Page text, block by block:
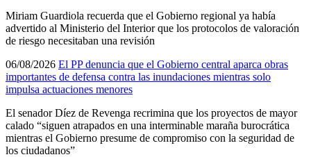
Miriam Guardiola recuerda que el Gobierno regional ya había
advertido al Ministerio del Interior que los protocolos de valoración
de riesgo necesitaban una revisión
06/08/2026 El PP denuncia que el Gobierno central aparca obras
importantes de defensa contra las inundaciones mientras solo
impulsa actuaciones menores
El senador Díez de Revenga recrimina que los proyectos de mayor
calado “siguen atrapados en una interminable maraña burocrática
mientras el Gobierno presume de compromiso con la seguridad de
los ciudadanos”